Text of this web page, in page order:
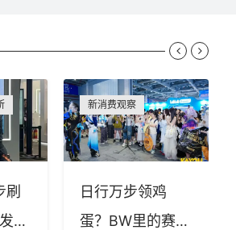
现
新消费观察
日行万步领鸡
蛋？BW里的赛博
 